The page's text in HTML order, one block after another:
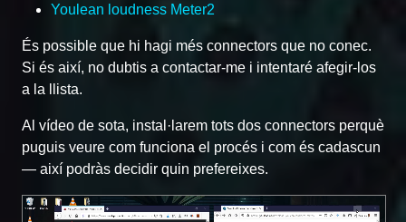
Youlean loudness Meter2
És possible que hi hagi més connectors que no conec.
Si és així, no dubtis a contactar-me i intentaré afegir-los
a la llista.
Al vídeo de sota, instal·larem tots dos connectors perquè
puguis veure com funciona el procés i com és cadascun
— així podràs decidir quin prefereixes.